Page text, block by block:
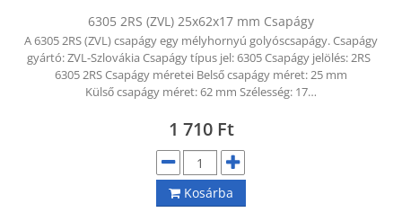
6305 2RS (ZVL) 25x62x17 mm Csapágy
A 6305 2RS (ZVL) csapágy egy mélyhornyú golyóscsapágy. Csapágy
gyártó: ZVL-Szlovákia Csapágy típus jel: 6305 Csapágy jelölés: 2RS
6305 2RS Csapágy méretei Belső csapágy méret: 25 mm
Külső csapágy méret: 62 mm Szélesség: 17…
1 710 Ft
Kosárba